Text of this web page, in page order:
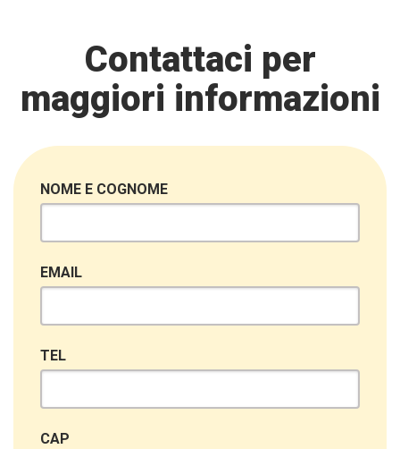
Contattaci per
maggiori informazioni
NOME E COGNOME
EMAIL
TEL
CAP